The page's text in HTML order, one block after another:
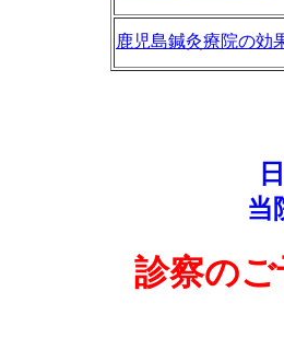
鹿児島鍼灸療院の効
当
診察の